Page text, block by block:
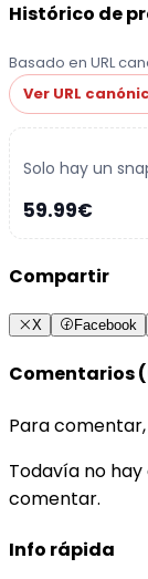
Histórico de
Basado en URL
Ver URL
Solo hay un
59.99€
Compartir
X Facebook
Comentarios
Para comentar,
Todavía no
comentar.
Info rápida